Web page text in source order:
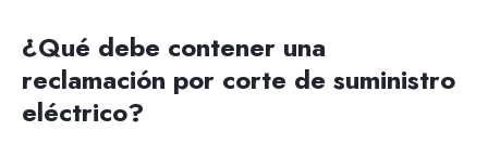
¿Qué debe contener una
reclamación por corte de suministro
eléctrico?